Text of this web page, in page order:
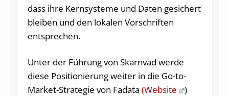
dass ihre Kernsysteme und Daten gesichert
bleiben und den lokalen Vorschriften
entsprechen.
Unter der Führung von Skarnvad werde
diese Positionierung weiter in die Go-to-
Market-Strategie von Fadata (Website
)